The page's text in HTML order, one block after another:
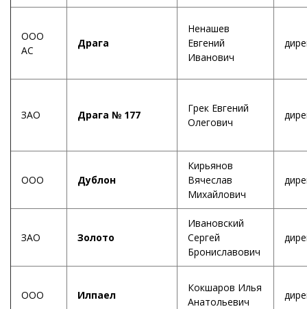
ООО
АС
Драга
Ненашев
Евгений
Иванович
ЗАО Драга № 177
Грек Евгений
Олегович
ООО Дублон
Кирьянов
Вячеслав
Михайлович
ЗАО Золото
Ивановский
Сергей
Брониславович
ООО Илпаел
Кокшаров Илья
Анатольевич